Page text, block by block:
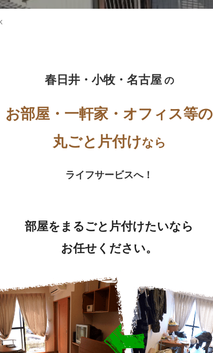
春日井・小牧・名古屋の
お部屋・一軒家・オフィス等の
丸ごと片付けなら
ライフサービスへ！
部屋をまるごと片付けたいなら
お任せください。